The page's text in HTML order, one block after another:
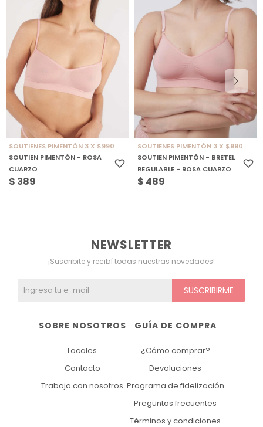
SOUTIENES PIMENTÓN 3 X $990
SOUTIEN PIMENTÓN - ROSA
CUARZO
$ 389
SOUTIENES PIMENTÓN 3 X $990
SOUTIEN PIMENTÓN - BRETEL
REGULABLE - ROSA CUARZO
$ 489
GUÍA DE COMPRA
¿Cómo comprar?
Devoluciones
Programa de fidelización
Preguntas frecuentes
Términos y condiciones
SOBRE NOSOTROS
Locales
Contacto
Trabaja con nosotros
NEWSLETTER
¡Suscribite y recibí todas nuestras novedades!
SUSCRIBIRME